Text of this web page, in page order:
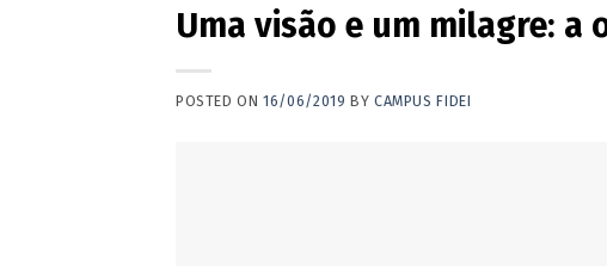
Uma visão e um milagre: a
POSTED ON16/06/2019 BY CAMPUS FIDEI